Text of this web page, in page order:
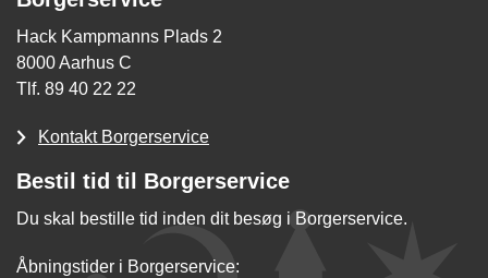
Hack Kampmanns Plads 2
8000 Aarhus C
Tlf. 89 40 22 22
Kontakt Borgerservice
Bestil tid til Borgerservice
Du skal bestille tid inden dit besøg i Borgerservice.
Åbningstider i Borgerservice: